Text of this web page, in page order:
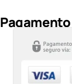
Pagamento